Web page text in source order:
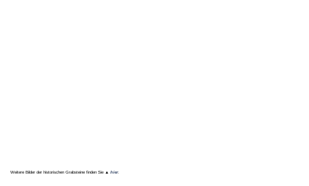
Weitere Bilder der historischen Grabsteine finden Sie ▲ hier.